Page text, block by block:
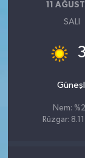
11
SALI
Nem:
Rüzgar: